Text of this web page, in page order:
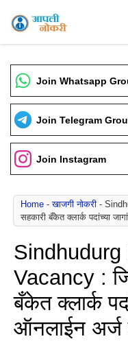
Skip
Join Whatsapp
Join Telegram
Join Instagram
Home -खाजगी नोकरी -
सहकारी बँकेत क्लार्क पदांच्या
Vacancy :
बँकेत क्लार्क
ऑनलाईन अर्ज